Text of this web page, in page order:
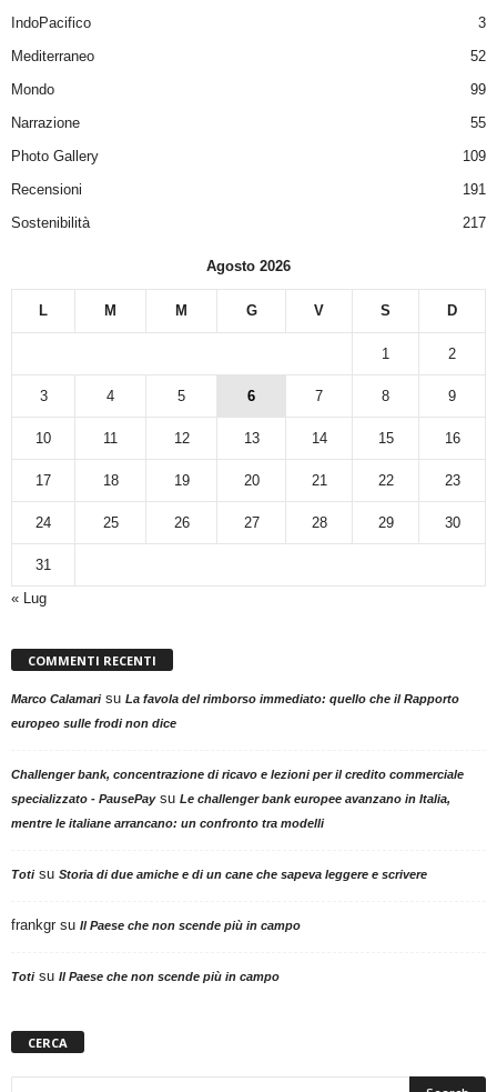
IndoPacifico
3
Mediterraneo
52
Mondo
99
Narrazione
55
Photo Gallery
109
Recensioni
191
Sostenibilità
217
Agosto 2026
L M M G V S D
1 2
3 4 5 6 7 8 9
10 11 12 13 14 15 16
17 18 19 20 21 22 23
24 25 26 27 28 29 30
31
« Lug
COMMENTI RECENTI
Marco Calamarisu La favola del rimborso immediato: quello che il Rapporto
europeo sulle frodi non dice
Challenger bank, concentrazione di ricavo e lezioni per il credito commerciale
specializzato - PausePaysu Le challenger bank europee avanzano in Italia,
mentre le italiane arrancano: un confronto tra modelli
Totisu Storia di due amiche e di un cane che sapeva leggere e scrivere
frankgr su Il Paese che non scende più in campo
Totisu Il Paese che non scende più in campo
CERCA